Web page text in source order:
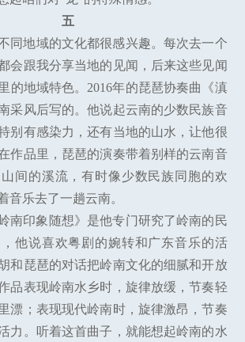
五
同地域的文化都很感兴趣。每次去一个
会跟我分享当地的见闻，后来这些见闻
的地域特色。2016年的琵琶协奏曲《滇
采风后写的。他说起云南的少数民族音
别有感染力，还有当地的山水，让他很
作品里，琵琶的演奏带着别样的云南音
间的溪流，有时像少数民族同胞的欢
音乐去了一趟云南。
南印象随想》是他专门研究了岭南的民
他说喜欢粤剧的婉转和广东音乐的活
和琵琶的对话把岭南文化的细腻和开放
品表现岭南水乡时，旋律放缓，节奏轻
漂；表现现代岭南时，旋律激昂，节奏
力。听着这首曲子，就能想起岭南的水